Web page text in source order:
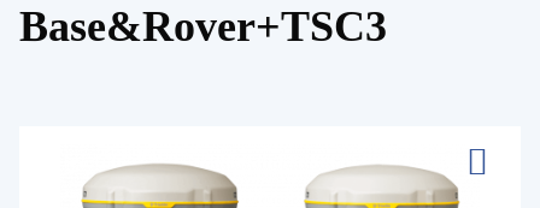
Base&Rover+TSC3